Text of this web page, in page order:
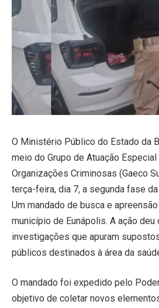
O Ministério Público do Estado da
meio do Grupo de Atuação
Organizações Criminosas (Gaeco
terça-feira, dia 7, a segunda fase da
Um mandado de busca e
município de Eunápolis. A ação deu
investigações que apuram
públicos destinados à área da
O mandado foi expedido pelo
objetivo de coletar novos